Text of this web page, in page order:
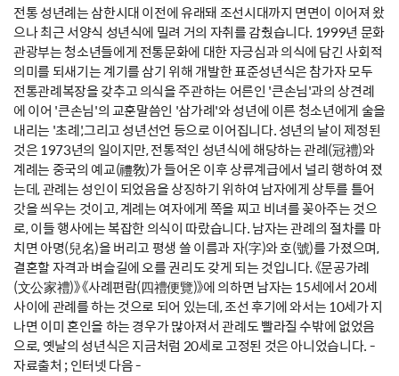
전통 성년례는 삼한시대 이전에 유래돼 조선시대까지 면면이 이어져 왔
으나 최근 서양식 성년식에 밀려 거의 자취를 감췄습니다. 1999년 문화
관광부는 청소년들에게 전통문화에 대한 자긍심과 의식에 담긴 사회적
의미를 되새기는 계기를 삼기 위해 개발한 표준성년식은 참가자 모두
전통관례복장을 갖추고 의식을 주관하는 어른인 '큰손님'과의 상견례
에 이어 '큰손님'의 교훈말씀인 '삼가례'와 성년에 이른 청소년에게 술을
내리는 '초례',그리고 성년선언 등으로 이어집니다. 성년의 날이 제정된
것은 1973년의 일이지만, 전통적인 성년식에 해당하는 관례(冠禮)와
계례는 중국의 예교(禮敎)가 들어온 이후 상류계급에서 널리 행하여 졌
는데, 관례는 성인이 되었음을 상징하기 위하여 남자에게 상투를 틀어
갓을 씌우는 것이고, 계례는 여자에게 쪽을 찌고 비녀를 꽂아주는 것으
로, 이들 행사에는 복잡한 의식이 따랐습니다. 남자는 관례의 절차를 마
치면 아명(兒名)을 버리고 평생 쓸 이름과 자(字)와 호(號)를 가졌으며,
결혼할 자격과 벼슬길에 오를 권리도 갖게 되는 것입니다. 《문공가례
(文公家禮)》 《사례편람(四禮便覽)》에 의하면 남자는 15세에서 20세
사이에 관례를 하는 것으로 되어 있는데, 조선 후기에 와서는 10세가 지
나면 이미 혼인을 하는 경우가 많아져서 관례도 빨라질 수밖에 없었음
으로, 옛날의 성년식은 지금처럼 20세로 고정된 것은 아니었습니다. -
자료출처 ; 인터넷 다음 -